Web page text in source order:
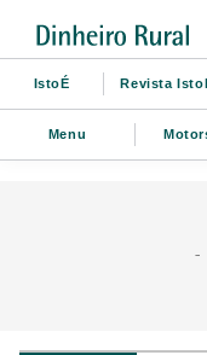
IstoÉ Revista
Menu